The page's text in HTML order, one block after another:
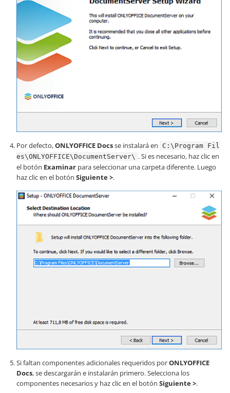
Por defecto,ONLYOFFICE Docsse instalará en
C:\Program Fil
es\ONLYOFFICE\DocumentServer\ . Si es necesario, haz clic en
el botón Examinar para seleccionar una carpeta diferente. Luego
haz clic en el botón Siguiente >.
Si faltan componentes adicionales requeridos porONLYOFFICE
Docs, se descargarán e instalarán primero. Selecciona los
componentes necesarios y haz clic en el botón Siguiente >.